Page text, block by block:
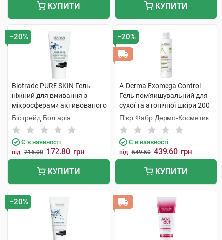
КУПИТИ КУПИТИ
−20%
Biotrade PURE SKIN Гель
ніжний для вмивання з
мікросферами активованого
вугілля та молочною
кислотою 50 мл 1 туба
Біотрейд Болгарія
Є в наявності
від 216.00 172.80 грн
КУПИТИ
−20%
A-Derma Exomega Control
Гель пом'якшувальний для
сухої та атопічної шкіри 200
мл 1 флакон
П'єр Фабр Дермо-Косметик
Є в наявності
від 549.50 439.60 грн
КУПИТИ
−20%